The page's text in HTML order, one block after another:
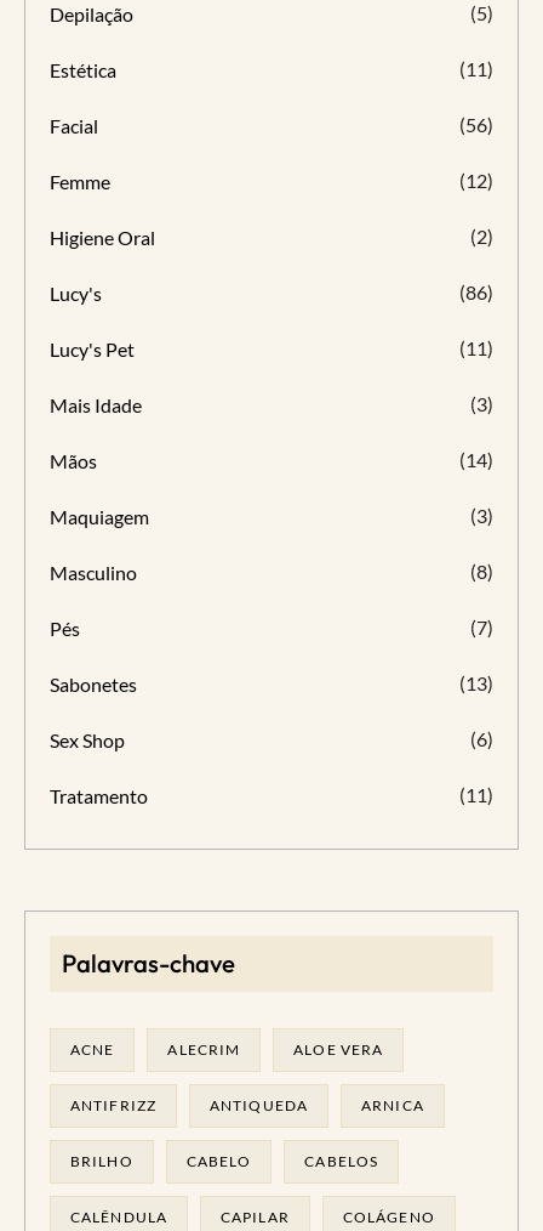
Depilação (5)
Estética (11)
Facial (56)
Femme (12)
Higiene Oral (2)
Lucy's (86)
Lucy's Pet (11)
Mais Idade (3)
Mãos (14)
Maquiagem (3)
Masculino (8)
Pés (7)
Sabonetes (13)
Sex Shop (6)
Tratamento (11)
Palavras-chave
ACNE ALECRIM ALOE VERA
ANTIFRIZZ ANTIQUEDA ARNICA
BRILHO CABELO CABELOS
CALÊNDULA CAPILAR COLÁGENO